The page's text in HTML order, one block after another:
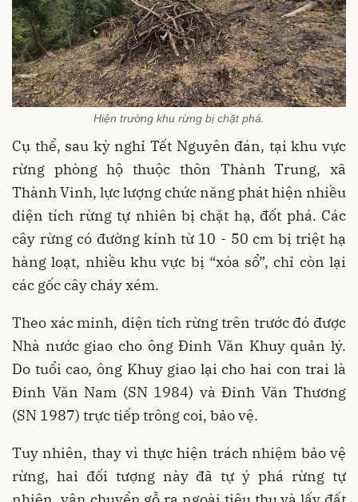
Hiện trường khu rừng bị chặt phá.
Cụ thể, sau kỳ nghỉ Tết Nguyên đán, tại khu vực
rừng phòng hộ thuộc thôn Thành Trung, xã
Thành Vinh, lực lượng chức năng phát hiện nhiều
diện tích rừng tự nhiên bị chặt hạ, đốt phá. Các
cây rừng có đường kính từ 10 - 50 cm bị triệt hạ
hàng loạt, nhiều khu vực bị “xóa sổ”, chỉ còn lại
các gốc cây cháy xém.
Theo xác minh, diện tích rừng trên trước đó được
Nhà nước giao cho ông Đinh Văn Khuy quản lý.
Do tuổi cao, ông Khuy giao lại cho hai con trai là
Đinh Văn Nam (SN 1984) và Đinh Văn Thương
(SN 1987) trực tiếp trông coi, bảo vệ.
Tuy nhiên, thay vì thực hiện trách nhiệm bảo vệ
rừng, hai đối tượng này đã tự ý phá rừng tự